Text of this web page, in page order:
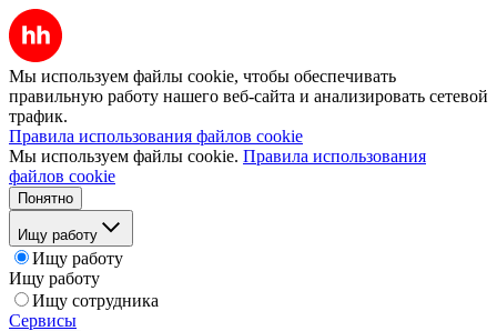
Мы используем файлы cookie, чтобы обеспечивать
правильную работу нашего веб-сайта и анализировать сетевой
трафик.
Правила использования файлов cookie
Мы используем файлы cookie. Правила использования
файлов cookie
Понятно
Ищу работу
Ищу работу
Ищу работу
Ищу сотрудника
Сервисы